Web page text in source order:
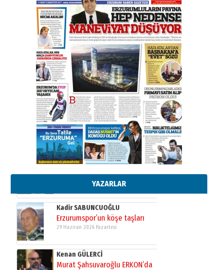
YAZARLAR
31 Mart 2026 Salı
A. Berhan Yılmaz
BİR BÖLÜM DEĞİL, BİR ÖMÜR
SEÇİYORSUNUZ… “NEDEN
ATATÜRK ÜNİVERSİTESİ?”
28 Temmuz 2026 Salı
Ahmet Gökhan YAZICI
Ahmed Yesevi’den bir Alperen…
”Reisimiz” idi… Hakka yürüdü.!
26 Mart 2026 Perşembe
Cem Bakırcı
Ardında bıraktığı hatıralarıyla
gönül adamı Faruk Terzioğlu!
13 Mayıs 2026 Çarşamba
Esat BİNDESEN
Başkan Sekmen’den Erzurum’a
bir vizyon proje daha!
02 Ağustos 2026 Pazar
Erzurumspor’un köşe taşları
29 Haziran 2026 Pazartesi
Murat Şahsuvaroğlu ERKON’da
çıtayı yukarı taşırken,